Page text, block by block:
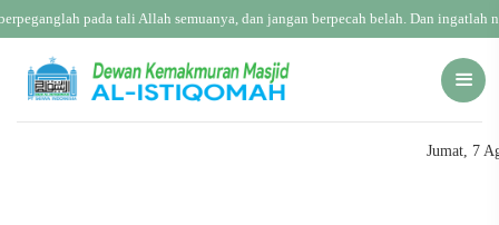
pada tali Allah semuanya, dan jangan berpecah belah. Dan
Jumat, 7